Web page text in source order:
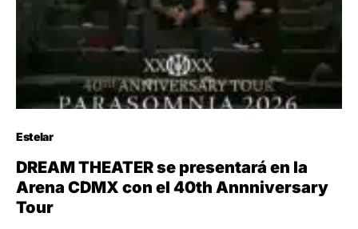
Estelar
DREAM THEATER se presentará en la
Arena CDMX con el 40th Annniversary
Tour